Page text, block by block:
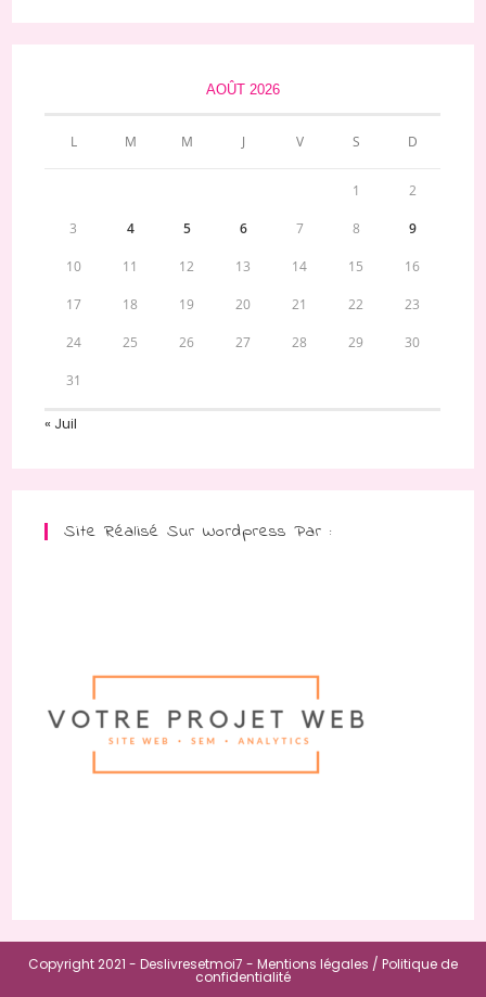
AOÛT 2026
L M M J V S D
1 2
3 4 5 6 7 8 9
10 11 12 13 14 15 16
17 18 19 20 21 22 23
24 25 26 27 28 29 30
31
« Juil
Site Réalisé Sur Wordpress Par :
Copyright 2021 - Deslivresetmoi7 - Mentions légales / Politique de
confidentialité